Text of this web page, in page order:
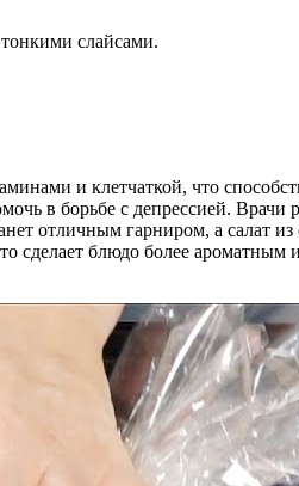
слайсами.
и клетчаткой, что
в борьбе с депрессией. Врачи
отличным гарниром, а салат
сделает блюдо более